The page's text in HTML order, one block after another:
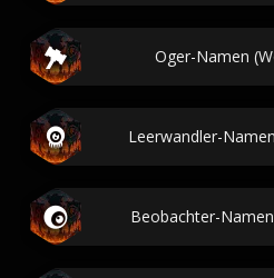
Oger-Namen
Leerwandler-
Beobachter-